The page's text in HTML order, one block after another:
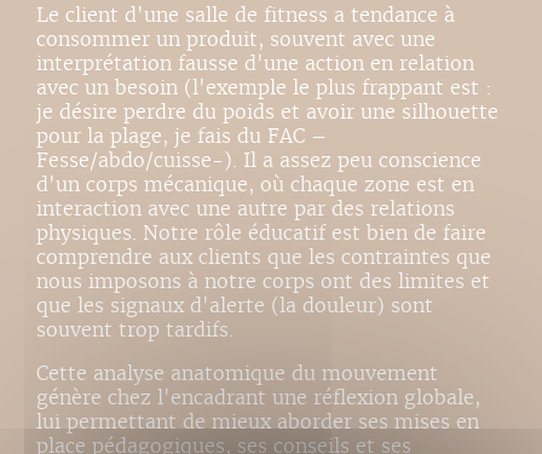
Le client d'une salle de fitness a tendance à
consommer un produit, souvent avec une
interprétation fausse d'une action en relation
avec un besoin (l'exemple le plus frappant est :
je désire perdre du poids et avoir une silhouette
pour la plage, je fais du FAC –
Fesse/abdo/cuisse-). Il a assez peu conscience
d'un corps mécanique, où chaque zone est en
interaction avec une autre par des relations
physiques. Notre rôle éducatif est bien de faire
comprendre aux clients que les contraintes que
nous imposons à notre corps ont des limites et
que les signaux d'alerte (la douleur) sont
souvent trop tardifs.
Cette analyse anatomique du mouvement
génère chez l'encadrant une réflexion globale,
lui permettant de mieux aborder ses mises en
place pédagogiques, ses conseils et ses